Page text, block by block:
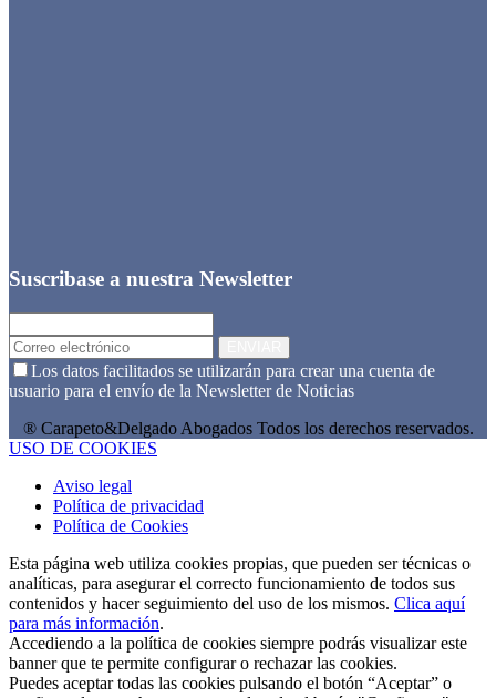
Suscribase a nuestra Newsletter
Los datos facilitados se utilizarán para crear una cuenta de
usuario para el envío de la Newsletter de Noticias
® Carapeto&Delgado Abogados Todos los derechos reservados.
USO DE COOKIES
Aviso legal
Política de privacidad
Política de Cookies
Esta página web utiliza cookies propias, que pueden ser técnicas o
analíticas, para asegurar el correcto funcionamiento de todos sus
contenidos y hacer seguimiento del uso de los mismos. Clica aquí
para más información.
Accediendo a la política de cookies siempre podrás visualizar este
banner que te permite configurar o rechazar las cookies.
Puedes aceptar todas las cookies pulsando el botón “Aceptar” o